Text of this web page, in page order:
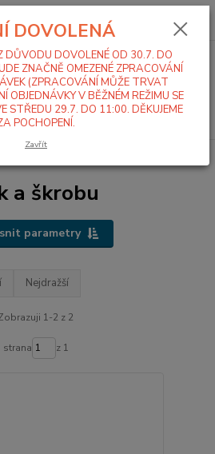
Menu
Hledat
0,00 Kč
a škrobu
parametry
Nejdražší
1-2 z 2
strana z 1
DOVOLENÁ
DŮVODU DOVOLENÉ OD 30.7. DO
ZNAČNĚ OMEZENÉ ZPRACOVÁNÍ
(ZPRACOVÁNÍ MŮŽE TRVAT
OBJEDNÁVKY V BĚŽNÉM REŽIMU SE
STŘEDU 29.7. DO 11:00. DĚKUJEME
POCHOPENÍ.
Zavřít